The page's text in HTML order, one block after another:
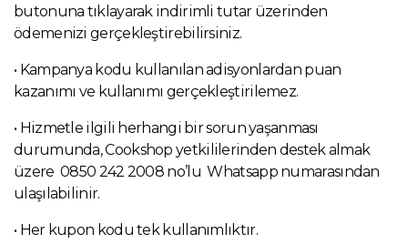
butonuna tıklayarak indirimli tutar üzerinden
ödemenizi gerçekleştirebilirsiniz.
• Kampanya kodu kullanılan adisyonlardan puan
kazanımı ve kullanımı gerçekleştirilemez.
• Hizmetle ilgili herhangi bir sorun yaşanması
durumunda, Cookshop yetkililerinden destek almak
üzere 0850 242 2008 no’lu Whatsapp numarasından
ulaşılabilinir.
• Her kupon kodu tek kullanımlıktır.